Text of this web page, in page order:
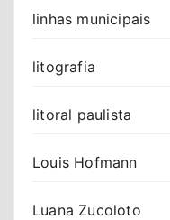
linhas municipais
litografia
litoral paulista
Louis Hofmann
Luana Zucoloto